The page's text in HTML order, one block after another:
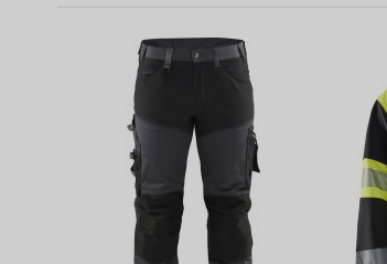
BKL1555